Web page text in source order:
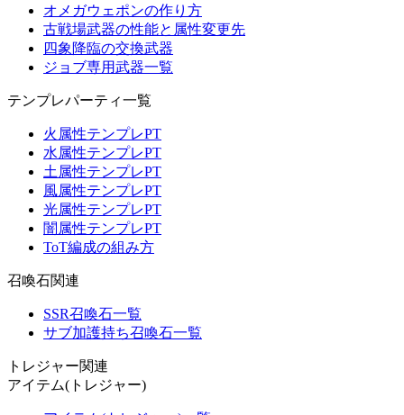
オメガウェポンの作り方
古戦場武器の性能と属性変更先
四象降臨の交換武器
ジョブ専用武器一覧
テンプレパーティ一覧
火属性テンプレPT
水属性テンプレPT
土属性テンプレPT
風属性テンプレPT
光属性テンプレPT
闇属性テンプレPT
ToT編成の組み方
召喚石関連
SSR召喚石一覧
サブ加護持ち召喚石一覧
トレジャー関連
アイテム(トレジャー)